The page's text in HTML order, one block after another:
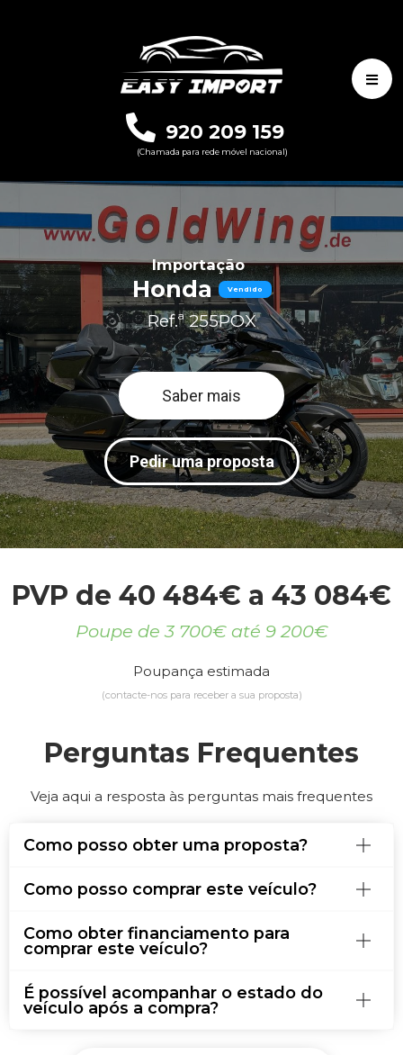
920 209 159
(Chamada para rede móvel nacional)
Importação
Honda Vendido
Ref.ª 255POX
Saber mais
Pedir uma proposta
PVP de 40 484€ a 43 084€
Poupe de 3 700€ até 9 200€
Poupança estimada
(contacte-nos para receber a sua proposta)
Perguntas Frequentes
Veja aqui a resposta às perguntas mais frequentes
Como posso obter uma proposta?
Como posso comprar este veículo?
Como obter financiamento para
comprar este veículo?
É possível acompanhar o estado do
veículo após a compra?